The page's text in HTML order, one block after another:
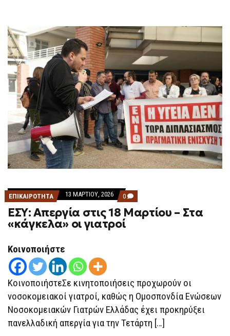
ΕΠΙΚΑΙΡΟΤΗΤΑ 13 ΜΑΡΤΊΟΥ, 2026 0 COMMENTS
ON
ΕΣΥ:
ΑΠΕΡΓΊΑ
ΓΙΑΤΡΟΊ
ΕΣΥ: Απεργία στις 18 Μαρτίου – Στα
«κάγκελα» οι γιατροί
Κοινοποιήστε
ΚοινοποιήστεΣε κινητοποιήσεις προχωρούν οι
νοσοκομειακοί γιατροί, καθώς η Ομοσπονδία Ενώσεων
Νοσοκομειακών Γιατρών Ελλάδας έχει προκηρύξει
πανελλαδική απεργία για την Τετάρτη […]